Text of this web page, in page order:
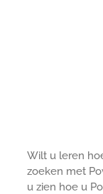
Wilt u leren
zoeken met
u zien hoe u